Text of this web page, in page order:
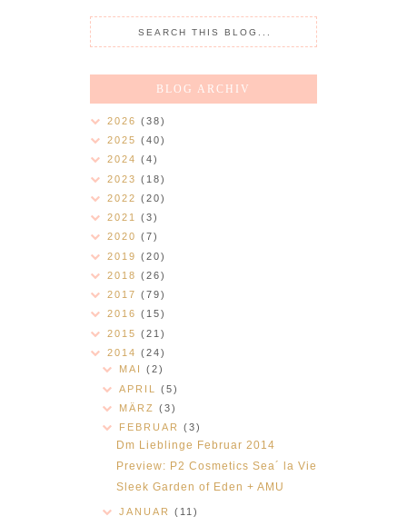
BLOG ARCHIV
2026 (38)
2025 (40)
2024 (4)
2023 (18)
2022 (20)
2021 (3)
2020 (7)
2019 (20)
2018 (26)
2017 (79)
2016 (15)
2015 (21)
2014 (24)
MAI(2)
APRIL(5)
MÄRZ(3)
FEBRUAR(3)
Dm Lieblinge Februar 2014
Preview: P2 Cosmetics Sea´ la Vie
Sleek Garden of Eden + AMU
JANUAR(11)